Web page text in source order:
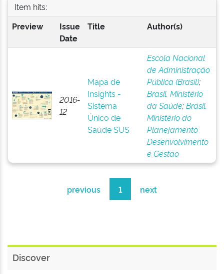
Item hits:
Preview
Issue
Date
Title Author(s)
2016-
12
Mapa de
Insights -
Sistema
Único de
Saúde SUS
Escola Nacional
de Administração
Pública (Brasil);
Brasil. Ministério
da Saúde;Brasil.
Ministério do
Planejamento
Desenvolvimento
e Gestão
previous 1 next
Discover